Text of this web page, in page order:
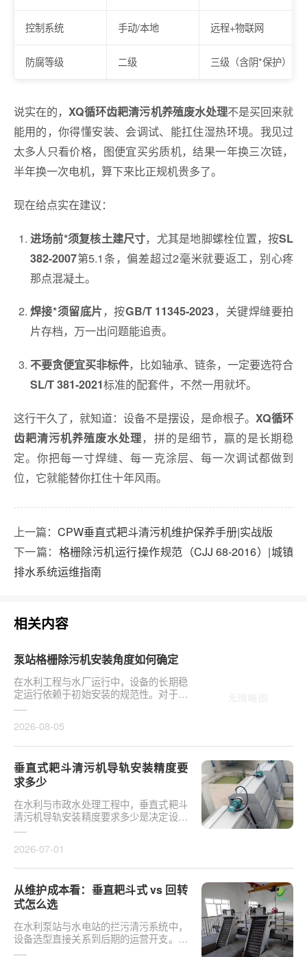
控制系统 手动/本地 远程+物联网
防腐等级 二级 三级（含阴*保护）
说实在的，XQ循环齿耙清污机养殖废水处理不是买回来就
能用的，你得懂安装、会调试、能扛住湿热环境。我见过
太多人只看价格，图便宜买劣质机，结果一年换三次链，
半年换一次电机，算下来比正规机贵多了。
现在给点实在建议：
进场前*须复核土建尺寸，尤其是地脚螺栓位置，按SL
382-2007第5.1条，偏差超过2毫米就要返工，别心疼
那点混凝土。
焊接*须留底片，按GB/T 11345-2023，关键焊缝要拍
片存档，万一出问题能追责。
不要贪便宜买非标件，比如轴承、链条，一定要选符合
SL/T 381-2021标准的配套件，不然一用就坏。
这行干久了，就知道：设备不是摆设，是命根子。XQ循环
齿耙清污机养殖废水处理，拼的是细节，赢的是长期稳
定。你把每一寸焊缝、每一克涂层、每一次调试都做到
位，它就能替你扛住十年风雨。
上一篇： CPW垂直式耙斗清污机维护保养手册|实战版
下一篇： 格栅除污机运行操作规范（CJJ 68-2016）|城镇
排水系统运维指南
相关内容
泵站格栅除污机安装角度如何确定
在水利工程与水厂运行中，设备的长期稳
定运行依赖于初始安装的规范性。对于泵
站核心拦污设备而言，其倾斜度直接影响
2026-08-05
垂直式耙斗清污机导轨安装精度要
求多少
在水利与市政水处理工程中，垂直式耙斗
清污机导轨安装精度要求多少是决定设备
运行平稳性的核心**。导轨作为耙斗上下
2026-07-01
从维护成本看：垂直耙斗式 vs 回转
式怎么选
在水利泵站与水电站的拦污清污系统中，
设备选型直接关系到后期的运营开支。探
讨从维护成本看：垂直耙斗式 vs 回转式